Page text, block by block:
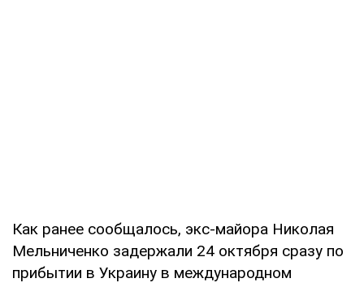
Как ранее сообщалось, экс-майора Николая
Мельниченко задержали 24 октября сразу по
прибытии в Украину в международном